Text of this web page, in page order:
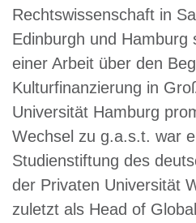
Rechtswissenschaft in
Edinburgh und
einer Arbeit über den
Kulturfinanzierung in
Universität Hamburg
Wechsel zu g.a.s.t. war
Studienstiftung des
der Privaten Universität
zuletzt als Head of